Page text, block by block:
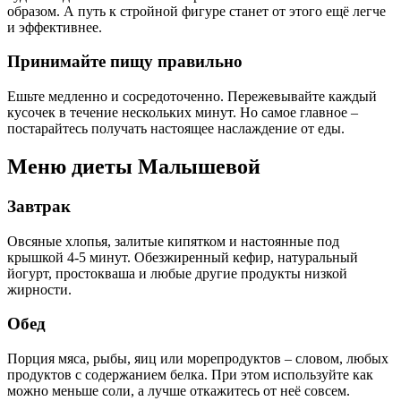
образом. А путь к стройной фигуре станет от этого ещё легче
и эффективнее.
Принимайте пищу правильно
Ешьте медленно и сосредоточенно. Пережевывайте каждый
кусочек в течение нескольких минут. Но самое главное –
постарайтесь получать настоящее наслаждение от еды.
Меню диеты Малышевой
Завтрак
Овсяные хлопья, залитые кипятком и настоянные под
крышкой 4-5 минут. Обезжиренный кефир, натуральный
йогурт, простокваша и любые другие продукты низкой
жирности.
Обед
Порция мяса, рыбы, яиц или морепродуктов – словом, любых
продуктов с содержанием белка. При этом используйте как
можно меньше соли, а лучше откажитесь от неё совсем.